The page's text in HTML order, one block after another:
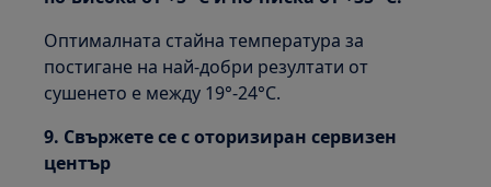
Оптималната стайна температура за
постигане на най-добри резултати от
сушенето е между 19°-24°C.
9. Свържете се с оторизиран сервизен
център